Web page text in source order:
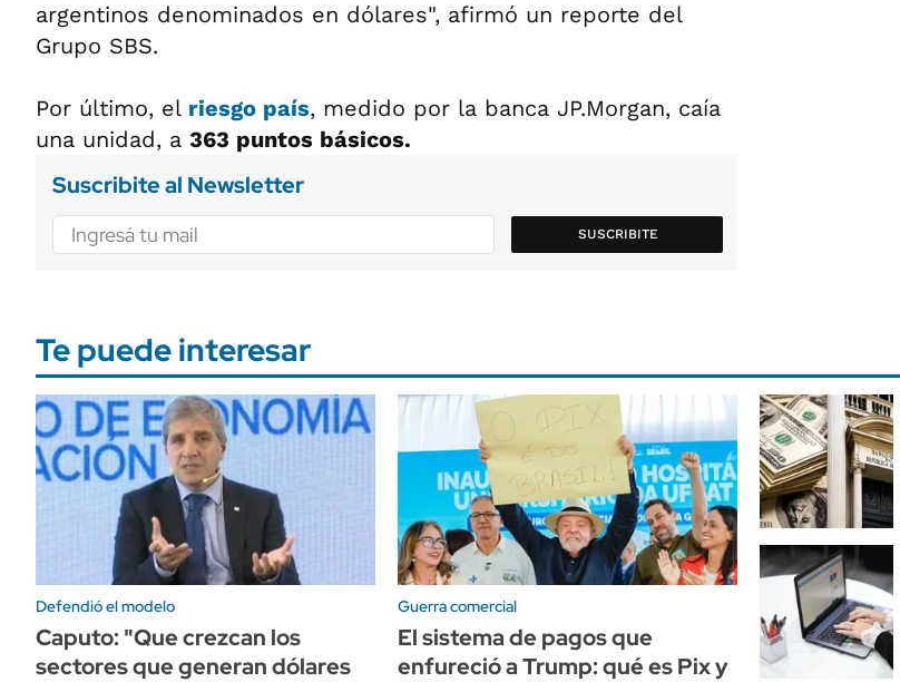
argentinos denominados en dólares", afirmó un reporte del
Grupo SBS.
Por último, el riesgo país, medido por la banca JP.Morgan, caía
una unidad, a 363 puntos básicos.
Suscribite al Newsletter
SUSCRIBITE
Te puede interesar
Defendió el modelo
Caputo: "Que crezcan los
sectores que generan dólares
Guerra comercial
El sistema de pagos que
enfureció a Trump: qué es Pix y